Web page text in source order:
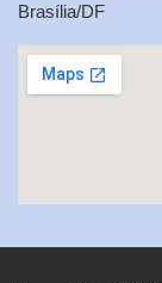
Brasília/DF